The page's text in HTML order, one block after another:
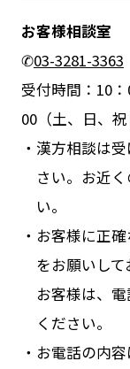
お客様相談室
✆03-3281-3363
受付時間：10：
00（土、日、祝
漢方相談は
さい。お近
い。
お客様に正
をお願いし
お客様は、
ください。
お電話の内